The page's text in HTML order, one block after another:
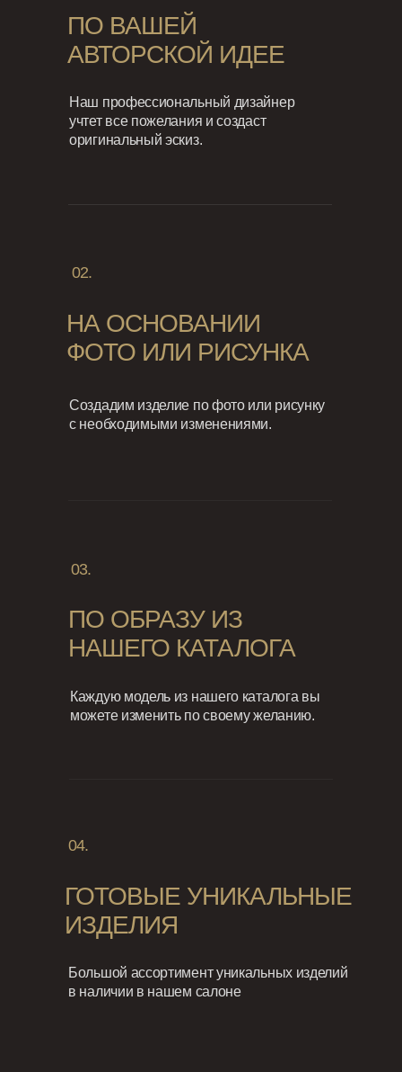
Наш профессиональный дизайнер
учтет все пожелания и создаст
оригинальный эскиз.
ПО ВАШЕЙ
АВТОРСКОЙ ИДЕЕ
Создадим изделие по фото или рисунку
с необходимыми изменениями.
НА ОСНОВАНИИ
ФОТО ИЛИ РИСУНКА
02.
Каждую модель из нашего каталога вы
можете изменить по своему желанию.
ПО ОБРАЗУ ИЗ
НАШЕГО КАТАЛОГА
03.
Большой ассортимент уникальных изделий
в наличии в нашем салоне
ГОТОВЫЕ УНИКАЛЬНЫЕ
ИЗДЕЛИЯ
04.